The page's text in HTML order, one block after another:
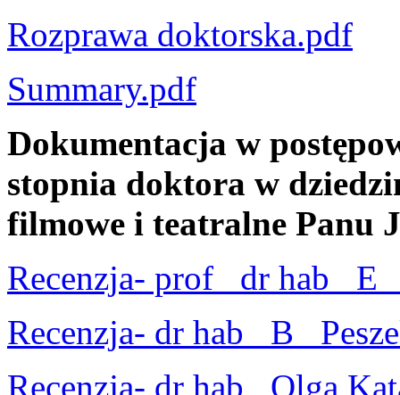
Rozprawa doktorska.pdf
Summary.pdf
Dokumentacja w
stopnia doktora w
filmowe i teatralne Panu
Recenzja- prof_ dr hab_
Recenzja- dr hab_ B_
Recenzja- dr hab_ Olga